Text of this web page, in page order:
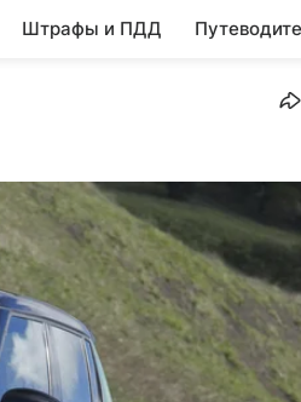
Штрафы и ПДД